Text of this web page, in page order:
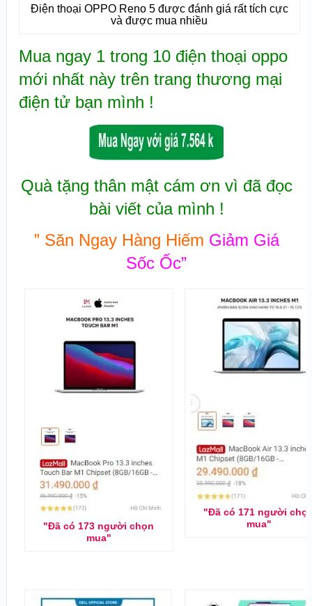
Điện thoại OPPO Reno 5 được đánh giá rất tích cực
và được mua nhiều
Mua ngay 1 trong 10 điện thoại oppo
mới nhất này trên trang thương mại
điện tử bạn mình !
Quà tặng thân mật cám ơn vì đã đọc
bài viết của mình !
” Săn Ngay Hàng Hiếm Giảm Giá
Sốc Ốc”
"Đã có 173 người chọn
mua"
"Đã có 171 người
mua"